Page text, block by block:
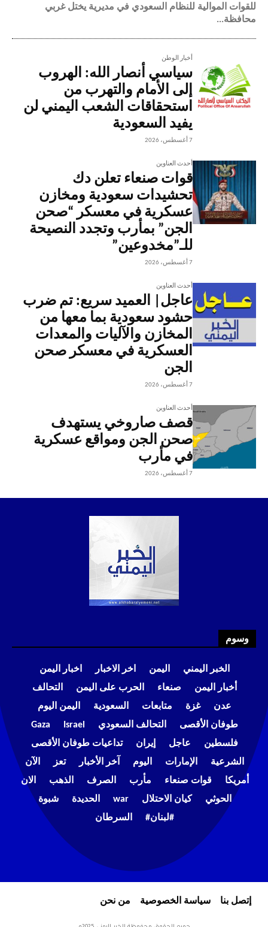
للقوات الموالية للنظام السعودي في مديرية يختل غربي
محافظة...
أخبار الوطن
سياسي أنصار الله: الهروب
إلى الأمام والتهرب من
استحقاقات الشعب اليمني لن
يفيد السعودية
7 أغسطس، 2026
أحدث العناوين
قوات صنعاء تعلن دك
تحشيدات سعودية ومخازن
عسكرية في معسكر “صحن
الجن” بمأرب وتجدد النصيحة
للـ”مخدوعين”
7 أغسطس، 2026
أحدث العناوين
عاجل| العميد سريع: تم ضرب
حشود سعودية بما معها من
المخازن والآليات والمعدات
العسكرية في معسكر صحن
الجن
7 أغسطس، 2026
أحدث العناوين
قصف صاروخي يستهدف
صحن الجن ومواقع عسكرية
في مأرب
7 أغسطس، 2026
وسوم
الخبر اليمني اليمن اخر الاخبار
اخبار اليمن
أخبار اليمن
صنعاء الحرب على اليمن
التحالف
عدن
غزة متابعات السعودية
اليمن اليوم
طوفان الأقصى
التحالف السعودي Israel
Gaza
فلسطين
عاجل إيران
تداعيات طوفان الأقصى
الشرعية
الإمارات اليوم آخر الأخبار تعز
الآن
أمريكا
قوات صنعاء مأرب الصرف الذهب
الان
الحوثي
كيان الاحتلال war الحديدة
شبوة
#لبنان#
السرطان
إتصل بنا سياسة الخصوصية من نحن